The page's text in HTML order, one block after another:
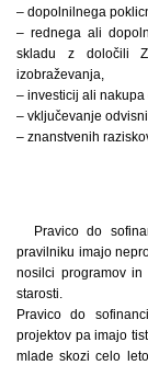
– dopolnilnega
– rednega ali
skladu z določili
izobraževanja,
– investicij ali nakupa
– vključevanje
– znanstvenih
Pravico do
pravilniku imajo
nosilci programov
starosti.
Pravico do
projektov pa imajo
mlade skozi celo